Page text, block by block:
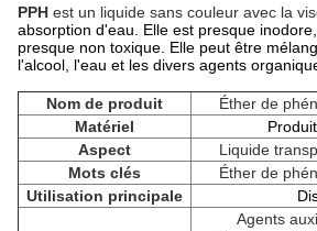
PPH est un liquide sans couleur avec la
absorption d'eau. Elle est presque
presque non toxique. Elle peut être
l'alcool, l'eau et les divers agents
Nom de produit
Éther de
Matériel
Aspect
Liquide
Mots clés
Éther de
Utilisation principale
Agents